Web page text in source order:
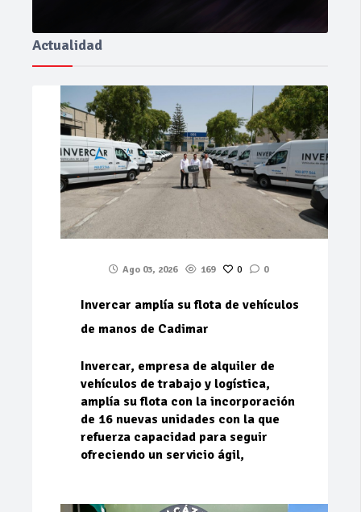
Actualidad
Ago 03, 2026 169 0 0
Invercar amplía su flota de vehículos
de manos de Cadimar
Invercar, empresa de alquiler de
vehículos de trabajo y logística,
amplía su flota con la incorporación
de 16 nuevas unidades con la que
refuerza capacidad para seguir
ofreciendo un servicio ágil,